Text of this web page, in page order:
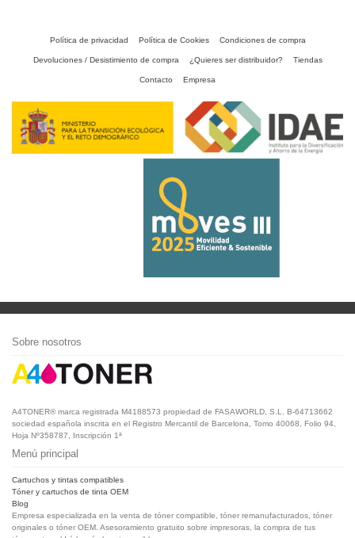
Política de privacidad Política de Cookies Condiciones de compra
Devoluciones / Desistimiento de compra ¿Quieres ser distribuidor? Tiendas
Contacto Empresa
Sobre nosotros
A4TONER® marca registrada M4188573 propiedad de FASAWORLD, S.L. B-64713662
sociedad española inscrita en el Registro Mercantil de Barcelona, Tomo 40068, Folio 94,
Hoja Nº358787, Inscripción 1ª
Menú principal
Cartuchos y tintas compatibles
Tóner y cartuchos de tinta OEM
Blog
Empresa especializada en la venta de tóner compatible, tóner remanufacturados, tóner
originales o tóner OEM. Asesoramiento gratuito sobre impresoras, la compra de tus